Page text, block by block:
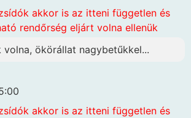
akkor is az itteni független és
rendőrség eljárt volna ellenük
ökörállat nagybetűkkel...
akkor is az itteni független és